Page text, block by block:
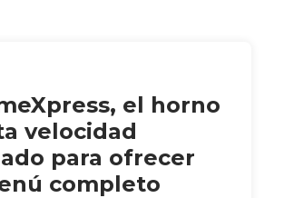
el horno
velocidad
para ofrecer
completo